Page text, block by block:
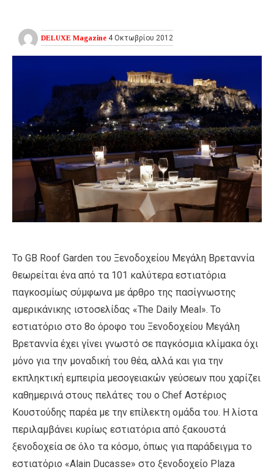
DELUXE Magazine 4 Οκτωβρίου 2012
Το GB Roof Garden του Ξενοδοχείου Μεγάλη Βρεταννία
θεωρείται ένα από τα 101 καλύτερα εστιατόρια
παγκοσμίως σύμφωνα με άρθρο της πασίγνωστης
αμερικάνικης ιστοσελίδας «The Daily Meal». Το
εστιατόριο στο 8ο όροφο του Ξενοδοχείου Μεγάλη
Βρεταννία έχει γίνει γνωστό σε παγκόσμια κλίμακα όχι
μόνο για την μοναδική του θέα, αλλά και για την
εκπληκτική εμπειρία μεσογειακών γεύσεων που χαρίζει
καθημερινά στους πελάτες του ο Chef Αστέριος
Κουστούδης παρέα με την επίλεκτη ομάδα του. Η λίστα
περιλαμβάνει κυρίως εστιατόρια από ξακουστά
ξενοδοχεία σε όλο τα κόσμο, όπως για παράδειγμα το
εστιατόριο «Alain Ducasse» στο ξενοδοχείο Plaza